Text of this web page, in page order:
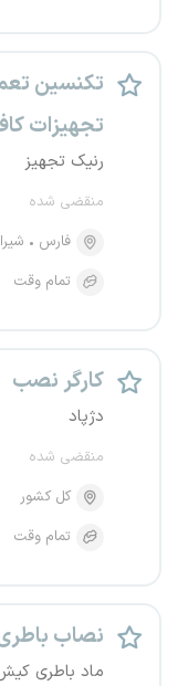
تکنسین
تجهیزات
رنیک تجهیز
منقضی شده
فارس
تمام وقت
کارگر نصب
دژپاد
منقضی شده
کل کشور
تمام وقت
نصاب
ماد باطری